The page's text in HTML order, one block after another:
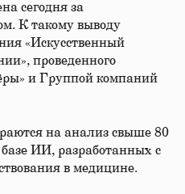
сегодня за
К такому выводу
«Искусственный
проведенного
и Группой компаний
на анализ свыше 80
ИИ, разработанных с
в медицине.